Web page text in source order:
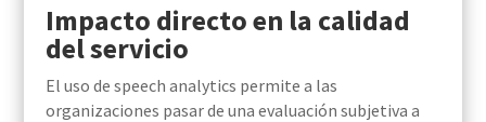
Impacto directo en la calidad
del servicio
El uso de speech analytics permite a las
organizaciones pasar de una evaluación subjetiva a